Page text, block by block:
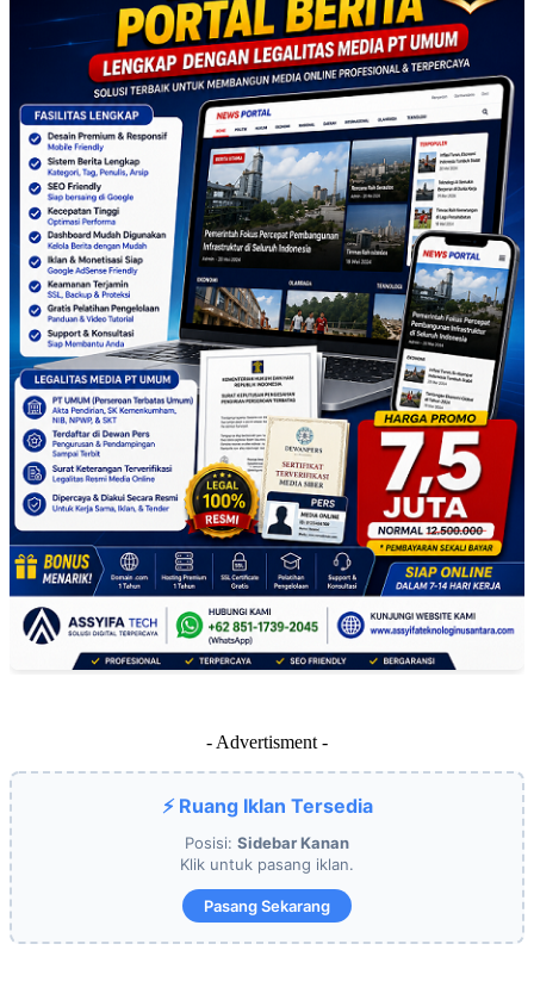
- Advertisment -
⚡ Ruang Iklan Tersedia
Posisi: Sidebar Kanan
Klik untuk pasang iklan.
Pasang Sekarang